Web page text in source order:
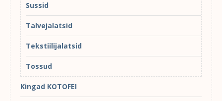
Sussid
Talvejalatsid
Tekstiilijalatsid
Tossud
Kingad KOTOFEI